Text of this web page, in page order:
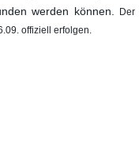
werden können.
Der
offiziell erfolgen.